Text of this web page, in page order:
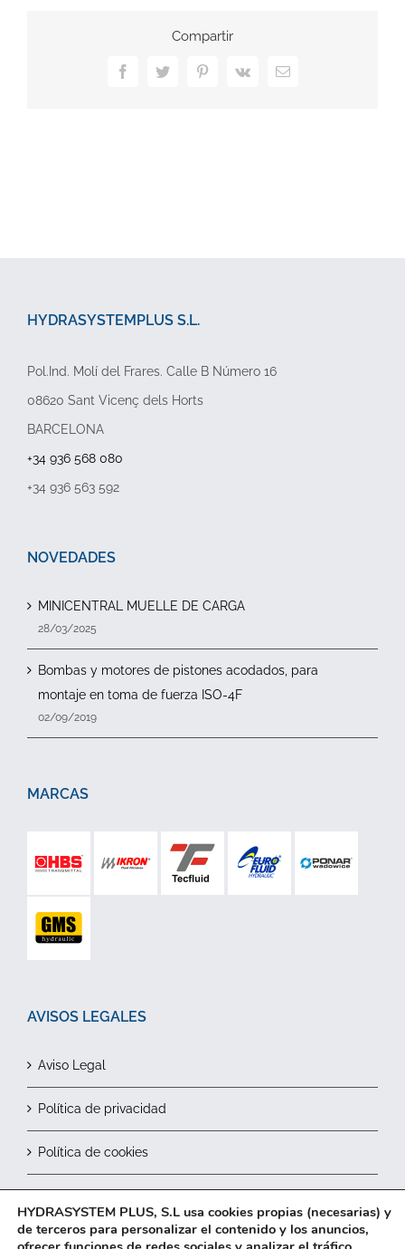
Compartir
FacebookTwitterPinterest
Vk
Correo
HYDRASYSTEMPLUS S.L.
Pol.Ind. Molí del Frares. Calle B Número 16
08620 Sant Vicenç dels Horts
BARCELONA
+34 936 568 080
+34 936 563 592
NOVEDADES
MINICENTRAL MUELLE DE CARGA
28/03/2025
Bombas y motores de pistones acodados, para
montaje en toma de fuerza ISO-4F
02/09/2019
MARCAS
AVISOS LEGALES
Aviso Legal
Política de privacidad
Política de cookies
HYDRASYSTEM PLUS, S.L usa cookies propias (necesarias) y
de terceros para personalizar el contenido y los anuncios,